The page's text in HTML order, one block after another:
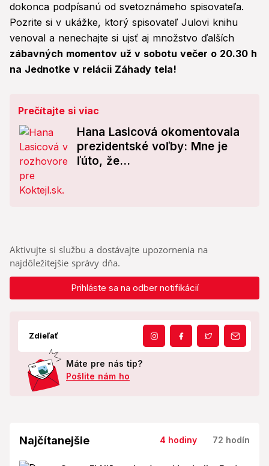
dokonca podpísanú od svetoznámeho spisovateľa.
Pozrite si v ukážke, ktorý spisovateľ Julovi knihu
venoval a nenechajte si ujsť aj množstvo ďalších
zábavných momentov už v sobotu večer o 20.30 h
na Jednotke v relácii Záhady tela!
Prečítajte si viac
Hana Lasicová okomentovala
prezidentské voľby: Mne je
ľúto, že...
Aktivujte si službu a dostávajte upozornenia na
najdôležitejšie správy dňa.
Prihláste sa na odber notifikácií
Zdieľať
Máte pre nás tip?
Pošlite nám ho
Najčítanejšie 4 hodiny 72 hodín